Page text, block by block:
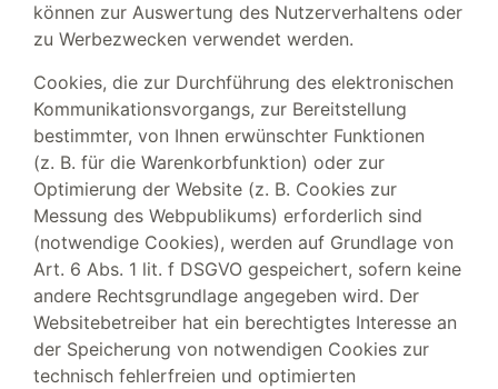
können zur Auswertung des Nutzerverhaltens oder
zu Werbezwecken verwendet werden.
Cookies, die zur Durchführung des elektronischen
Kommunikationsvorgangs, zur Bereitstellung
bestimmter, von Ihnen erwünschter Funktionen
(z. B. für die Warenkorbfunktion) oder zur
Optimierung der Website (z. B. Cookies zur
Messung des Webpublikums) erforderlich sind
(notwendige Cookies), werden auf Grundlage von
Art. 6 Abs. 1 lit. f DSGVO gespeichert, sofern keine
andere Rechtsgrundlage angegeben wird. Der
Websitebetreiber hat ein berechtigtes Interesse an
der Speicherung von notwendigen Cookies zur
technisch fehlerfreien und optimierten